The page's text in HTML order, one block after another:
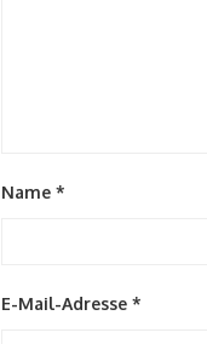
Name *
E-Mail-Adresse *